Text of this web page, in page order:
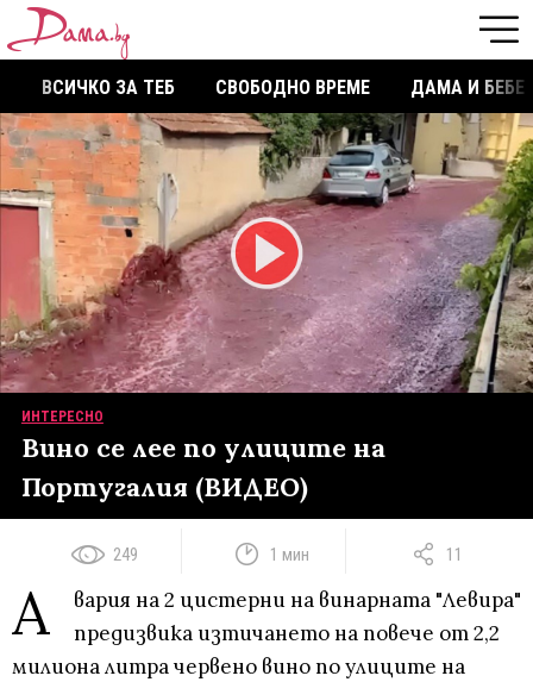
ВСИЧКО ЗА ТЕБ СВОБОДНО ВРЕМЕ ДАМА И БЕБЕ
ИНТЕРЕСНО
Вино се лее по улиците на
Португалия (ВИДЕО)
249 1 мин 11
А
вария на 2 цистерни на винарната "Левира"
предизвика изтичането на повече от 2,2
милиона литра червено вино по улиците на